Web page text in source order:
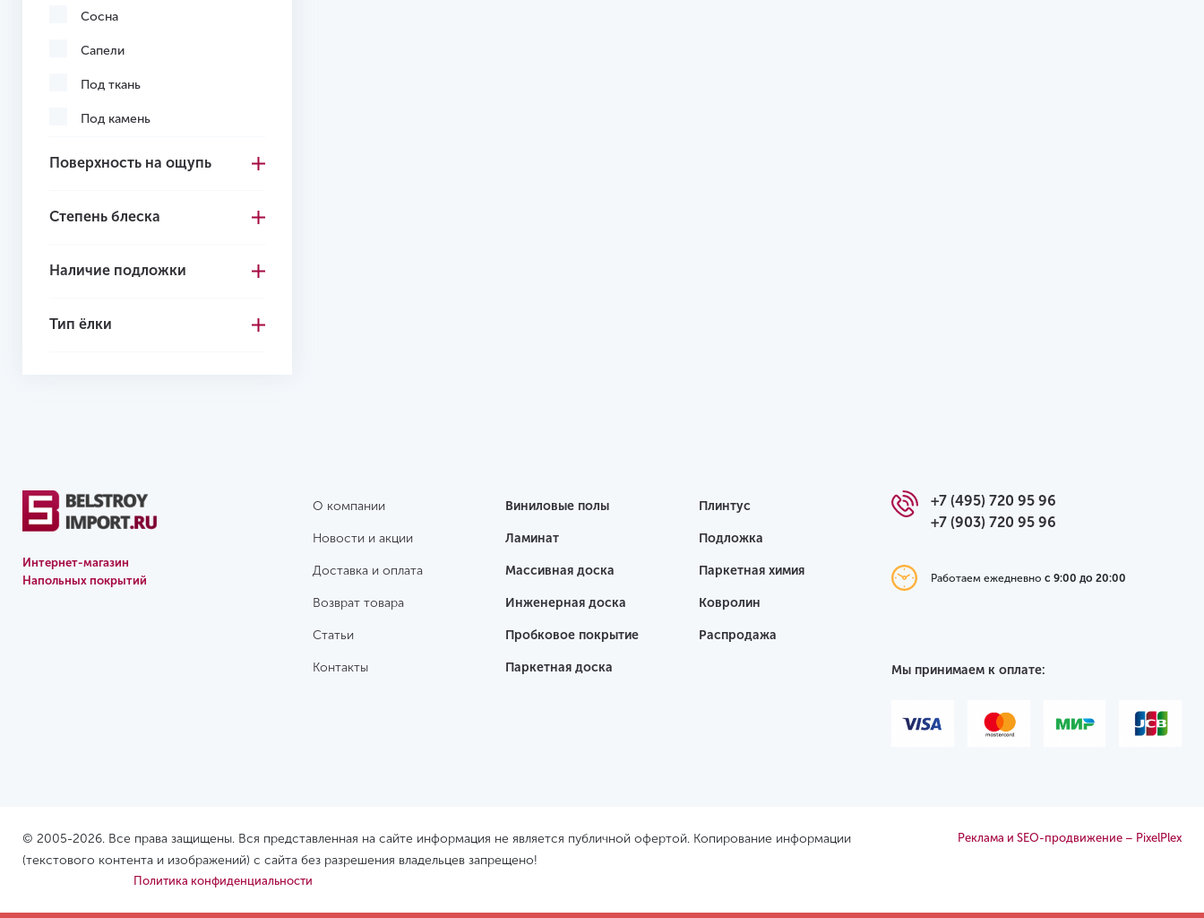
Темно-серый
Черный
Желтый
Сосна
Сапели
Под ткань
Под камень
Олива
Каштан
Груша
Граб
Вяз
Поверхность на ощупь
Степень блеска
Наличие подложки
Тип ёлки
Интернет-магазин
Напольных покрытий
О компании
Новости и акции
Доставка и оплата
Возврат товара
Статьи
Контакты
Виниловые полы
Ламинат
Массивная доска
Инженерная доска
Пробковое покрытие
Паркетная доска
Плинтус
Подложка
Паркетная химия
Ковролин
Распродажа
+7 (495) 720 95 96
+7 (903) 720 95 96
Работаем ежедневнос 9:00 до 20:00
Мы принимаем к оплате:
© 2005-2026. Все права защищены. Вся представленная на сайте информация не является публичной офертой. Копирование информации
(текстового контента и изображений) с сайта без разрешения владельцев запрещено!
Реклама и SEO-продвижение – PixelPlex
Политика конфиденциальности